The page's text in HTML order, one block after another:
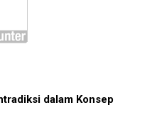
dalam Konsep